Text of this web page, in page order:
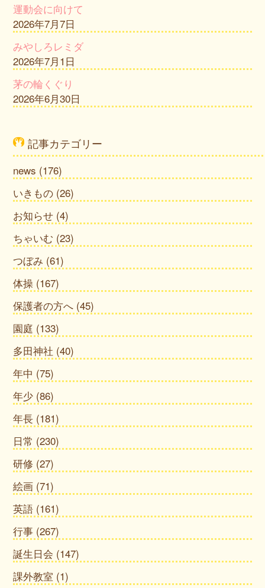
運動会に向けて
2026年7月7日
みやしろレミダ
2026年7月1日
茅の輪くぐり
2026年6月30日
記事カテゴリー
news (176)
いきもの (26)
お知らせ (4)
ちゃいむ (23)
つぼみ (61)
体操 (167)
保護者の方へ (45)
園庭 (133)
多田神社 (40)
年中 (75)
年少 (86)
年長 (181)
日常 (230)
研修 (27)
絵画 (71)
英語 (161)
行事 (267)
誕生日会 (147)
課外教室 (1)